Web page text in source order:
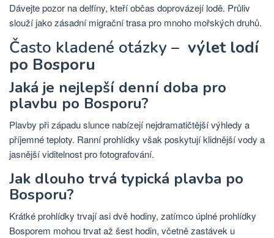
Dávejte pozor na delfíny, kteří občas doprovázejí lodě. Průliv
slouží jako zásadní migrační trasa pro mnoho mořských druhů.
Často kladené otázky – výlet lodí
po Bosporu
Jaká je nejlepší denní doba pro
plavbu po Bosporu?
Plavby při západu slunce nabízejí nejdramatičtější výhledy a
příjemné teploty. Ranní prohlídky však poskytují klidnější vody a
jasnější viditelnost pro fotografování.
Jak dlouho trvá typická plavba po
Bosporu?
Krátké prohlídky trvají asi dvě hodiny, zatímco úplné prohlídky
Bosporem mohou trvat až šest hodin, včetně zastávek u